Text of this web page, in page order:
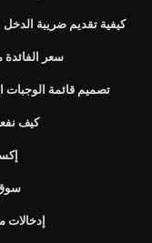
كيفية تقديم ضريبة الدخل
سعر
تصميم قائمة الوجبات
كيف
إدخالات